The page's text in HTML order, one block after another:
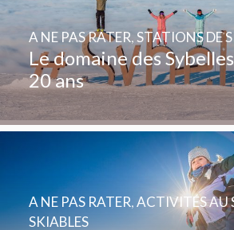
Le domaine des
20 ans
A NE PAS RATER,STATIONS DE
A NE PAS RATER,ACTIVITÉS AU
SKIABLES